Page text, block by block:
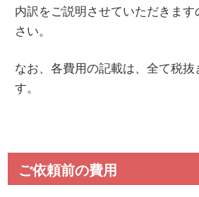
内訳をご説明させていただきま
さい。
なお、各費用の記載は、全て税抜
す。
ご依頼前の費用